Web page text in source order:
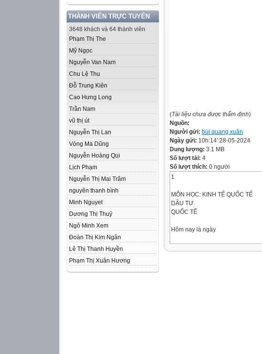
THÀNH VIÊN TRỰC TUYẾN
3648 khách và 64 thành viên
Phạm Thị The
Mỹ Ngọc
Nguyễn Van Nam
Chu Lệ Thu
Đỗ Trung Kiên
Cao Hưng Long
Trần Nam
vũ thị út
Nguyễn Thị Lan
Vòng Ma Dũng
Nguyễn Hoàng Qui
Lịch Phạm
Nguyễn Thị Mai Trâm
nguyẽn thanh bình
Minh Nguyet
Dương Thị Thuỷ
Ngô Minh Xem
Đoàn Thị Kim Ngân
Lê Thị Thanh Huyền
Phạm Thị Xuân Hương
(Tài liệu chưa được thẩm định)
Nguồn:
Người gửi: bùi quang xuân
Ngày gửi: 10h:14' 28-05-2024
Dung lượng: 3.1 MB
Số lượt tải: 4
Số lượt thích: 0 người
1
MÔN HỌC: KINH TẾ QUỐC TẾ
DÂU TƯ
QUỐC TẾ
Hôm nay là ngày